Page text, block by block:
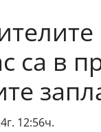
са в
12:56ч.